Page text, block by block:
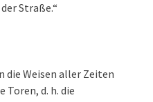
Straße.“
die Weisen aller Zeiten
Toren, d. h. die